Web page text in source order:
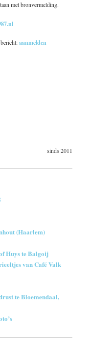
met bronvermelding.
bericht:aanmelden
sinds 2011
(Haarlem)
Huys te Balgoij
van Café Valk
te Bloemendaal,